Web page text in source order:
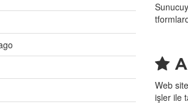
Web
işler ile